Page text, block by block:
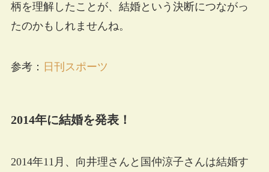
柄を理解したことが、結婚という決断につながっ
たのかもしれませんね。
参考： 日刊スポーツ
2014年に結婚を発表！
2014年11月、向井理さんと国仲涼子さんは結婚す